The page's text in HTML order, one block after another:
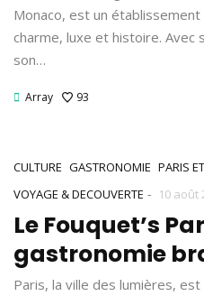
Monaco, est un
charme, luxe et histoire.
son…
Array 93
CULTURE GASTRONOMIE PARIS
VOYAGE & DECOUVERTE - 10 août
Le Fouquet’s
gastronomie
Paris, la ville des lumières,